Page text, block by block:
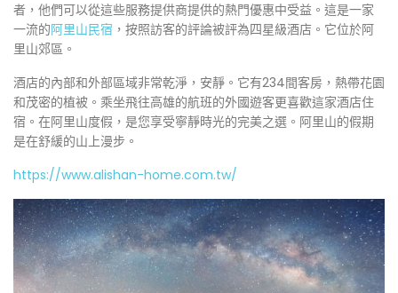
者，他們可以從這些服務提供商提供的熱門優惠中受益。這是一家
一流的阿里山民宿 ，按照訪客的評論被評為四星級酒店。它位於阿
里山郊區。
酒店的內部和外部區域非常乾淨，安靜。它有234間客房，熱帶花園
和茂密的植被。乘坐飛往高雄的航班的外國遊客更喜歡這家酒店住
宿。在阿里山度假，是您享受寧靜時光的完美之選。阿里山的假期
是在舒緩的山上漫步。
https://www.alishan-home.com.tw/